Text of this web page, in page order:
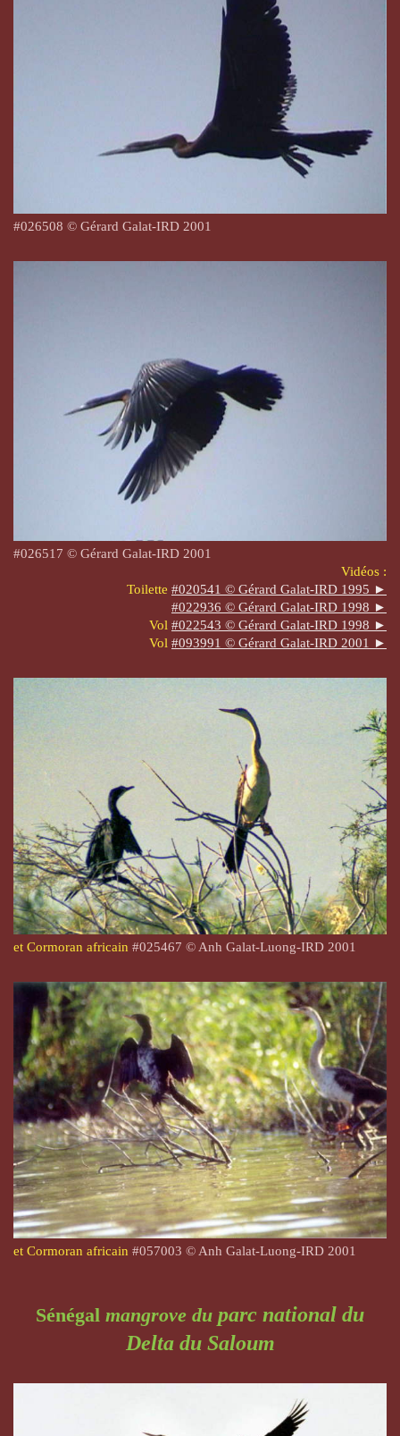
#026508 © Gérard Galat-IRD 2001
#026517 © Gérard Galat-IRD 2001
Vidéos :
Toilette #020541 © Gérard Galat-IRD 1995 ►
#022936 © Gérard Galat-IRD 1998 ►
Vol #022543 © Gérard Galat-IRD 1998 ►
Vol #093991 © Gérard Galat-IRD 2001 ►
et Cormoran africain #025467 © Anh Galat-Luong-IRD 2001
et Cormoran africain #057003 © Anh Galat-Luong-IRD 2001
Sénégal mangrove du parc national du
Delta du Saloum